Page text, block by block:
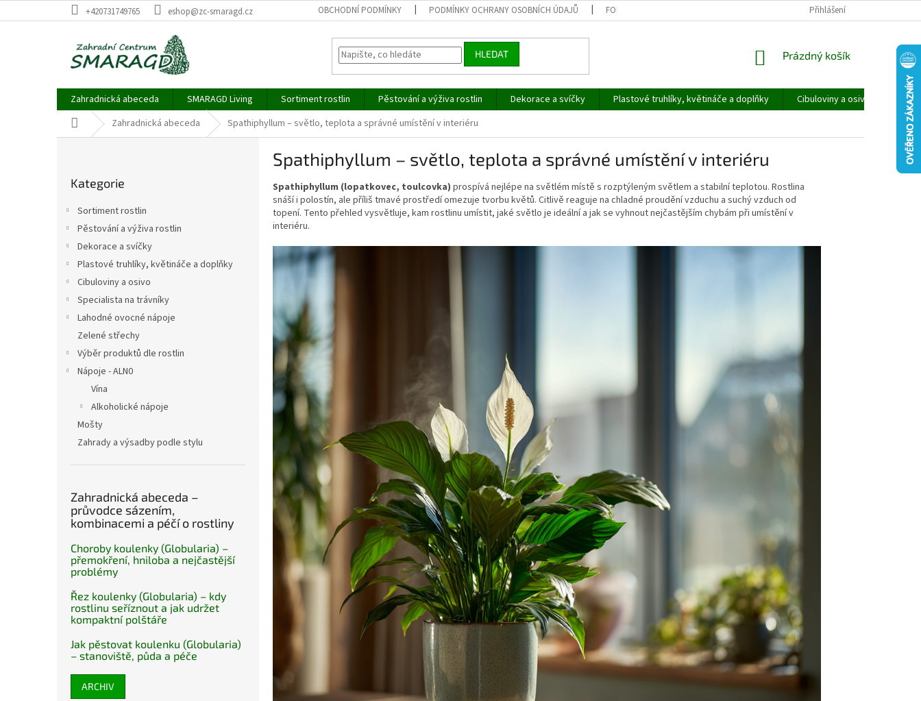
na
+420731749765 eshop@zc-smaragd.cz OBCHODNÍ PODMÍNKY PODMÍNKY OCHRANY OSOBNÍCH ÚDAJŮ FORMULÁŘ PRO UPLATNĚNÍ REKLAMACE REKLAMAČNÍ ŘÁD
Přihlášení
HLEDAT
NÁKUPNÍ
Prázdný košík
Zahradnická abeceda SMARAGD Living Sortiment rostlin Pěstování a výživa rostlin Dekorace a svíčky Plastové truhlíky, květináče a doplňky Cibuloviny a osivo
Domů Zahradnická abeceda Spathiphyllum – světlo, teplota a správné umístění v interiéru
kategorie
Kategorie
Sortiment rostlin
Pěstování a výživa rostlin
Dekorace a svíčky
Plastové truhlíky, květináče a doplňky
Cibuloviny a osivo
Specialista na trávníky
Lahodné ovocné nápoje
Zelené střechy
Výběr produktů dle rostlin
Nápoje - ALN0
Vína
Alkoholické nápoje
Mošty
Zahrady a výsadby podle stylu
Zahradnická abeceda –
průvodce sázením,
kombinacemi a péčí o rostliny
Choroby koulenky (Globularia) –
přemokření, hniloba a nejčastější
problémy
Řez koulenky (Globularia) – kdy
rostlinu seříznout a jak udržet
kompaktní polštáře
Jak pěstovat koulenku (Globularia)
– stanoviště, půda a péče
ARCHIV
Spathiphyllum – světlo, teplota a správné umístění v interiéru
Spathiphyllum (lopatkovec, toulcovka) prospívá nejlépe na světlém místě s rozptýleným světlem a stabilní teplotou. Rostlina
snáší i polostín, ale příliš tmavé prostředí omezuje tvorbu květů. Citlivě reaguje na chladné proudění vzduchu a suchý vzduch od
topení. Tento přehled vysvětluje, kam rostlinu umístit, jaké světlo je ideální a jak se vyhnout nejčastějším chybám při umístění v
interiéru.